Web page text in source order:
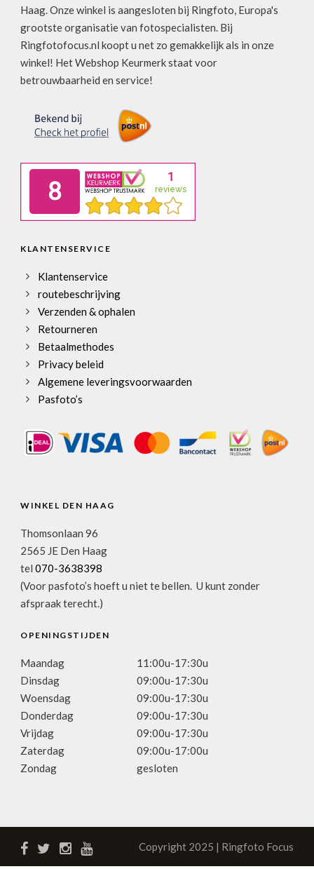
Haag. Onze winkel is aangesloten bij Ringfoto, Europa's
grootste organisatie van fotospecialisten. Bij
Ringfotofocus.nl koopt u net zo gemakkelijk als in onze
winkel! Het Webshop Keurmerk staat voor
betrouwbaarheid en service!
KLANTENSERVICE
Klantenservice
routebeschrijving
Verzenden & ophalen
Retourneren
Betaalmethodes
Privacy beleid
Algemene leveringsvoorwaarden
Pasfoto’s
WINKEL DEN HAAG
Thomsonlaan 96
2565 JE Den Haag
tel 070-3638398
(Voor pasfoto’s hoeft u niet te bellen. U kunt zonder
afspraak terecht.)
OPENINGSTIJDEN
Maandag
11:00u-17:30u
Dinsdag
09:00u-17:30u
Woensdag
09:00u-17:30u
Donderdag
09:00u-17:30u
Vrijdag
09:00u-17:30u
Zaterdag
09:00u-17:00u
Zondag
gesloten
Copyright 2025 | Ringfoto Focus